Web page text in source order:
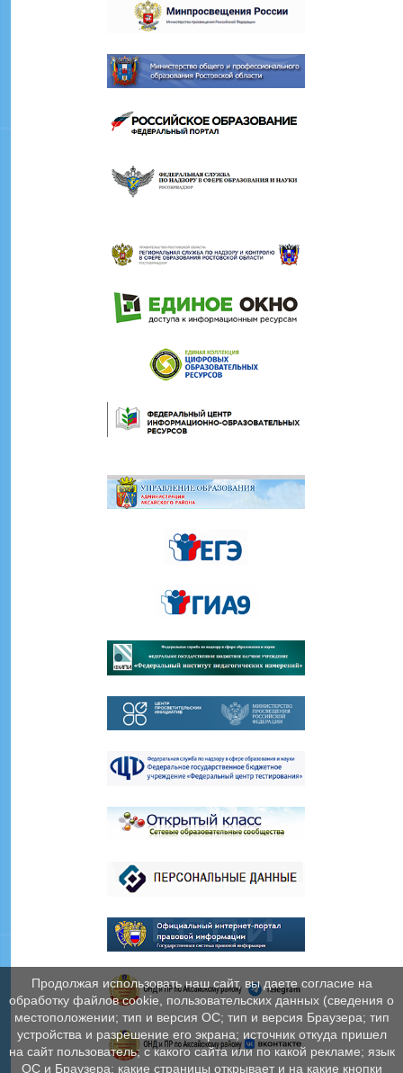
Продолжая использовать наш сайт, вы даете согласие на
обработку файлов cookie, пользовательских данных (сведения о
местоположении; тип и версия ОС; тип и версия Браузера; тип
устройства и разрешение его экрана; источник откуда пришел
на сайт пользователь; с какого сайта или по какой рекламе; язык
ОС и Браузера; какие страницы открывает и на какие кнопки